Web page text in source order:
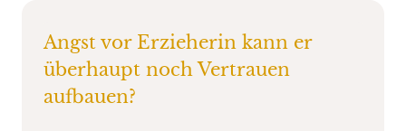
Angst vor Erzieherin kann er
überhaupt noch Vertrauen
aufbauen?